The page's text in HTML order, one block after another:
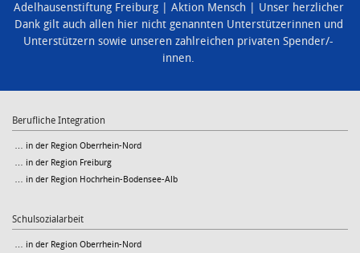
Adelhausenstiftung Freiburg
Aktion Mensch
Unser herzlicher
Dank gilt auch allen hier nicht genannten Unterstützerinnen und
Unterstützern sowie unseren zahlreichen privaten Spender/-
innen.
Berufliche Integration
… in der Region Oberrhein-Nord
… in der Region Freiburg
… in der Region Hochrhein-Bodensee-Alb
Schulsozialarbeit
… in der Region Oberrhein-Nord